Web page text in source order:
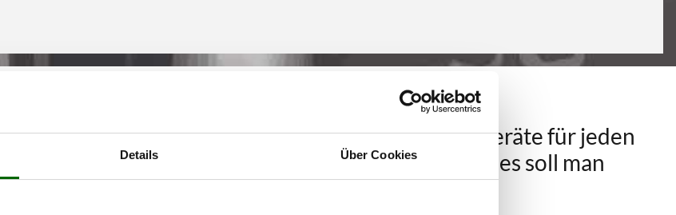
Details Über Cookies
Batterieladegeräte für jeden
Bedarf: Welches soll man
wählen?